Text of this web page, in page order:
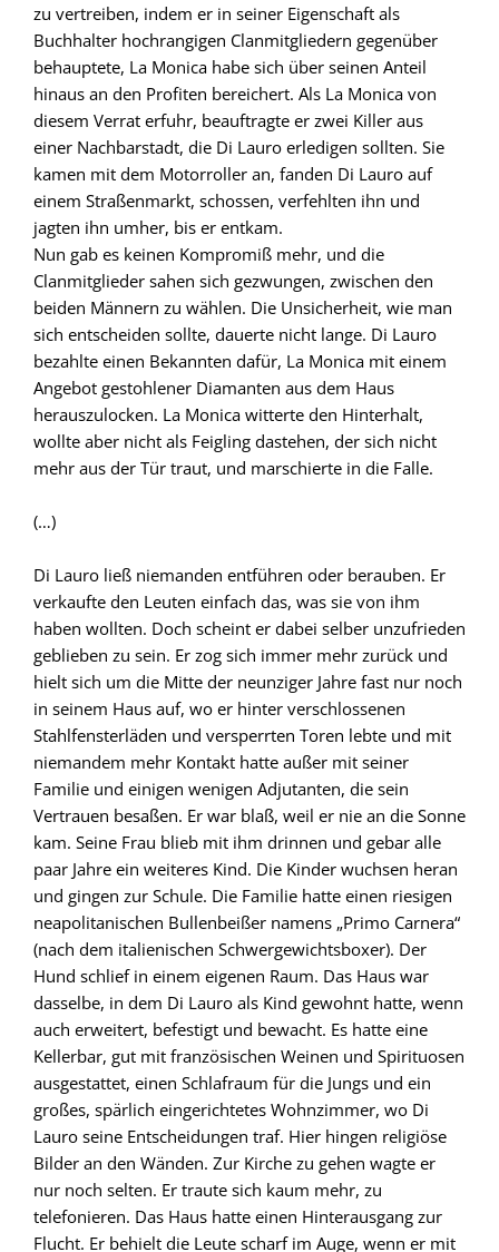
zu vertreiben, indem er in seiner Eigenschaft als
Buchhalter hochrangigen Clanmitgliedern gegenüber
behauptete, La Monica habe sich über seinen Anteil
hinaus an den Profiten bereichert. Als La Monica von
diesem Verrat erfuhr, beauftragte er zwei Killer aus
einer Nachbarstadt, die Di Lauro erledigen sollten. Sie
kamen mit dem Motorroller an, fanden Di Lauro auf
einem Straßenmarkt, schossen, verfehlten ihn und
jagten ihn umher, bis er entkam.
Nun gab es keinen Kompromiß mehr, und die
Clanmitglieder sahen sich gezwungen, zwischen den
beiden Männern zu wählen. Die Unsicherheit, wie man
sich entscheiden sollte, dauerte nicht lange. Di Lauro
bezahlte einen Bekannten dafür, La Monica mit einem
Angebot gestohlener Diamanten aus dem Haus
herauszulocken. La Monica witterte den Hinterhalt,
wollte aber nicht als Feigling dastehen, der sich nicht
mehr aus der Tür traut, und marschierte in die Falle.
(…)
Di Lauro ließ niemanden entführen oder berauben. Er
verkaufte den Leuten einfach das, was sie von ihm
haben wollten. Doch scheint er dabei selber unzufrieden
geblieben zu sein. Er zog sich immer mehr zurück und
hielt sich um die Mitte der neunziger Jahre fast nur noch
in seinem Haus auf, wo er hinter verschlossenen
Stahlfensterläden und versperrten Toren lebte und mit
niemandem mehr Kontakt hatte außer mit seiner
Familie und einigen wenigen Adjutanten, die sein
Vertrauen besaßen. Er war blaß, weil er nie an die Sonne
kam. Seine Frau blieb mit ihm drinnen und gebar alle
paar Jahre ein weiteres Kind. Die Kinder wuchsen heran
und gingen zur Schule. Die Familie hatte einen riesigen
neapolitanischen Bullenbeißer namens „Primo Carnera“
(nach dem italienischen Schwergewichtsboxer). Der
Hund schlief in einem eigenen Raum. Das Haus war
dasselbe, in dem Di Lauro als Kind gewohnt hatte, wenn
auch erweitert, befestigt und bewacht. Es hatte eine
Kellerbar, gut mit französischen Weinen und Spirituosen
ausgestattet, einen Schlafraum für die Jungs und ein
großes, spärlich eingerichtetes Wohnzimmer, wo Di
Lauro seine Entscheidungen traf. Hier hingen religiöse
Bilder an den Wänden. Zur Kirche zu gehen wagte er
nur noch selten. Er traute sich kaum mehr, zu
telefonieren. Das Haus hatte einen Hinterausgang zur
Flucht. Er behielt die Leute scharf im Auge, wenn er mit